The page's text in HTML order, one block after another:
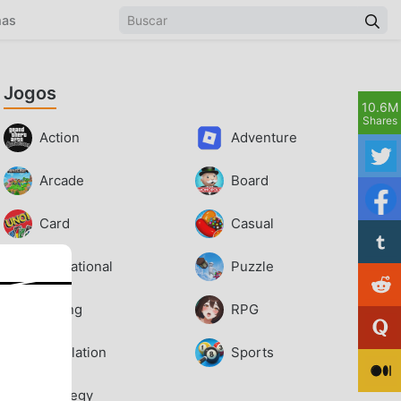
Jogos
Action Adventure
Arcade Board
Card Casual
Educational Puzzle
Racing RPG
Simulation Sports
Strategy
10.6M
Shares